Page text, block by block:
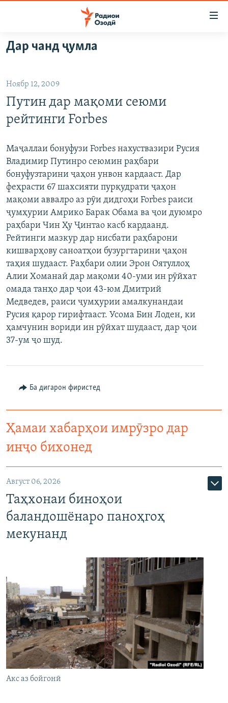
Ҷаҳиш
ба
аслӣ
Ҷаҳиш
ба
феҳристи
аслӣ
Ҷаҳиш
ба
ҷустор
ГӮШАҲО
ҶОМЕА
ОСИЁИ МАРКАЗӢ
ФАРҲАНГ
МЕҲМОНИ ОЗОДӢ
ВАРЗИШ
РӮЗГОРИ МУҲОҶИР
САЛОМ, ХОҲАР
ТАҲҚИҚОТ
ҶАНГ ДАР УКРАИНА
НАЗАРИ МАРДУМ
БЛОГИСТОН
ОЗОДӢ ОНЛАЙН
ЧАНДРАСОНАӢ
ВИДЕО
НИГОРИСТОН
ГУЗОРИШҲОИ РАДИОӢ
РӮЙХАТҲО
КИТОБҲОИ ОЗОДӢ
Русский
ПАЙГИРӢ КУНЕД
Ҳамаи сомонаҳои RFE/RL
Дар чанд ҷумла
Ноябр 12, 2009
Путин дар мақоми сеюми
рейтинги Forbes
Маҷаллаи бонуфузи Forbes нахуствазири Русия
Владимир Путинро сеюмин раҳбари
бонуфузтарини ҷаҳон унвон кардааст. Дар
феҳрасти 67 шахсияти пурқудрати ҷаҳон
мақоми аввалро аз рӯи дидгоҳи Forbes раиси
ҷумҳурии Амрико Барак Обама ва ҷои дуюмро
раҳбари Чин Ҳу Ҷинтао касб кардаанд.
Рейтинги мазкур дар нисбати раҳбарони
кишварҳову саноатҳои бузургтарини ҷаҳон
таҳия шудааст. Раҳбари олии Эрон Оятуллоҳ
Алии Хоманаӣ дар мақоми 40-уми ин рӯйхат
омада танҳо дар ҷои 43-юм Дмитрий
Медведев, раиси ҷумҳурии амалкунандаи
Русия қарор гирифтааст. Усома Бин Лоден, ки
ҳамчунин вориди ин рӯйхат шудааст, дар ҷои
37-ум ҷо шуд.
Ба дигарон фиристед
Ҳамаи хабарҳои имрӯзро дар
инҷо бихонед
Август 06, 2026
Таҳхонаи биноҳои
баландошёнаро паноҳгоҳ
мекунанд
Акс аз бойгонӣ